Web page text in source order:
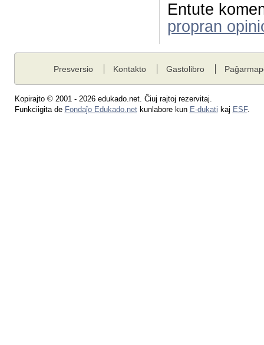
Entute
propran
Presversio Kontakto Gastolibro
Kopirajto © 2001 - 2026 edukado.net. Ĉiuj rajtoj rezervitaj.
Funkciigita de Fondaĵo Edukado.netkunlabore kun E-dukati kaj ESF.